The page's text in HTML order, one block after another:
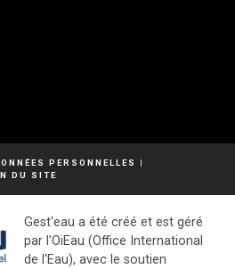
PERSONNELLES
|
DU SITE
Gest'eau a été créé et est géré
par l'OiEau (Office International
de l'Eau), avec le soutien